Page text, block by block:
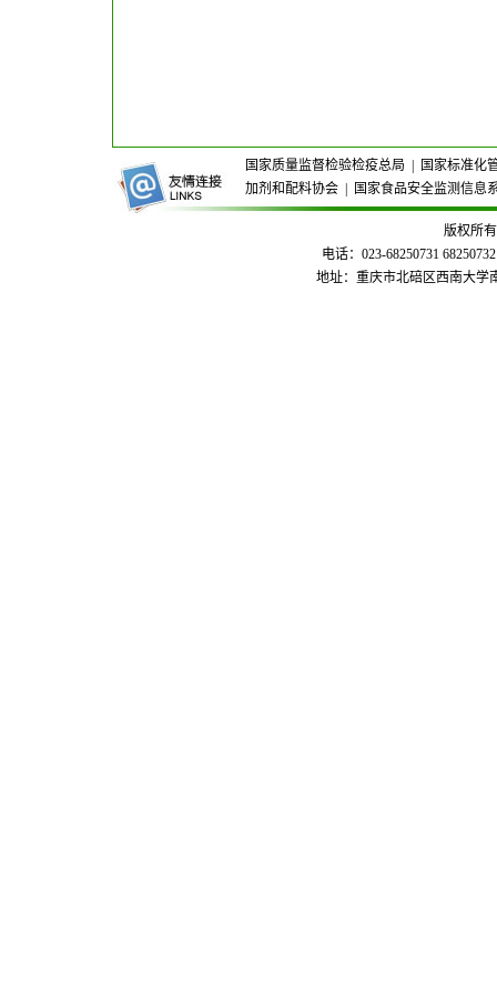
国家质量监督检验检疫总局
国家标准化
加剂和配料协会
国家食品安全监测信息
版权所
电话：023-68250731
地址：重庆市北碚区西南大学